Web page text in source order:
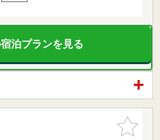
泊プランを見る
お気に入
りに追加